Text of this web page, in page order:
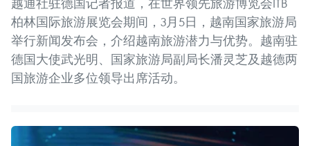
越通社驻德国记者报道，在世界领先旅游博览会ITB
柏林国际旅游展览会期间，3月5日，越南国家旅游局
举行新闻发布会，介绍越南旅游潜力与优势。越南驻
德国大使武光明、国家旅游局副局长潘灵芝及越德两
国旅游企业多位领导出席活动。